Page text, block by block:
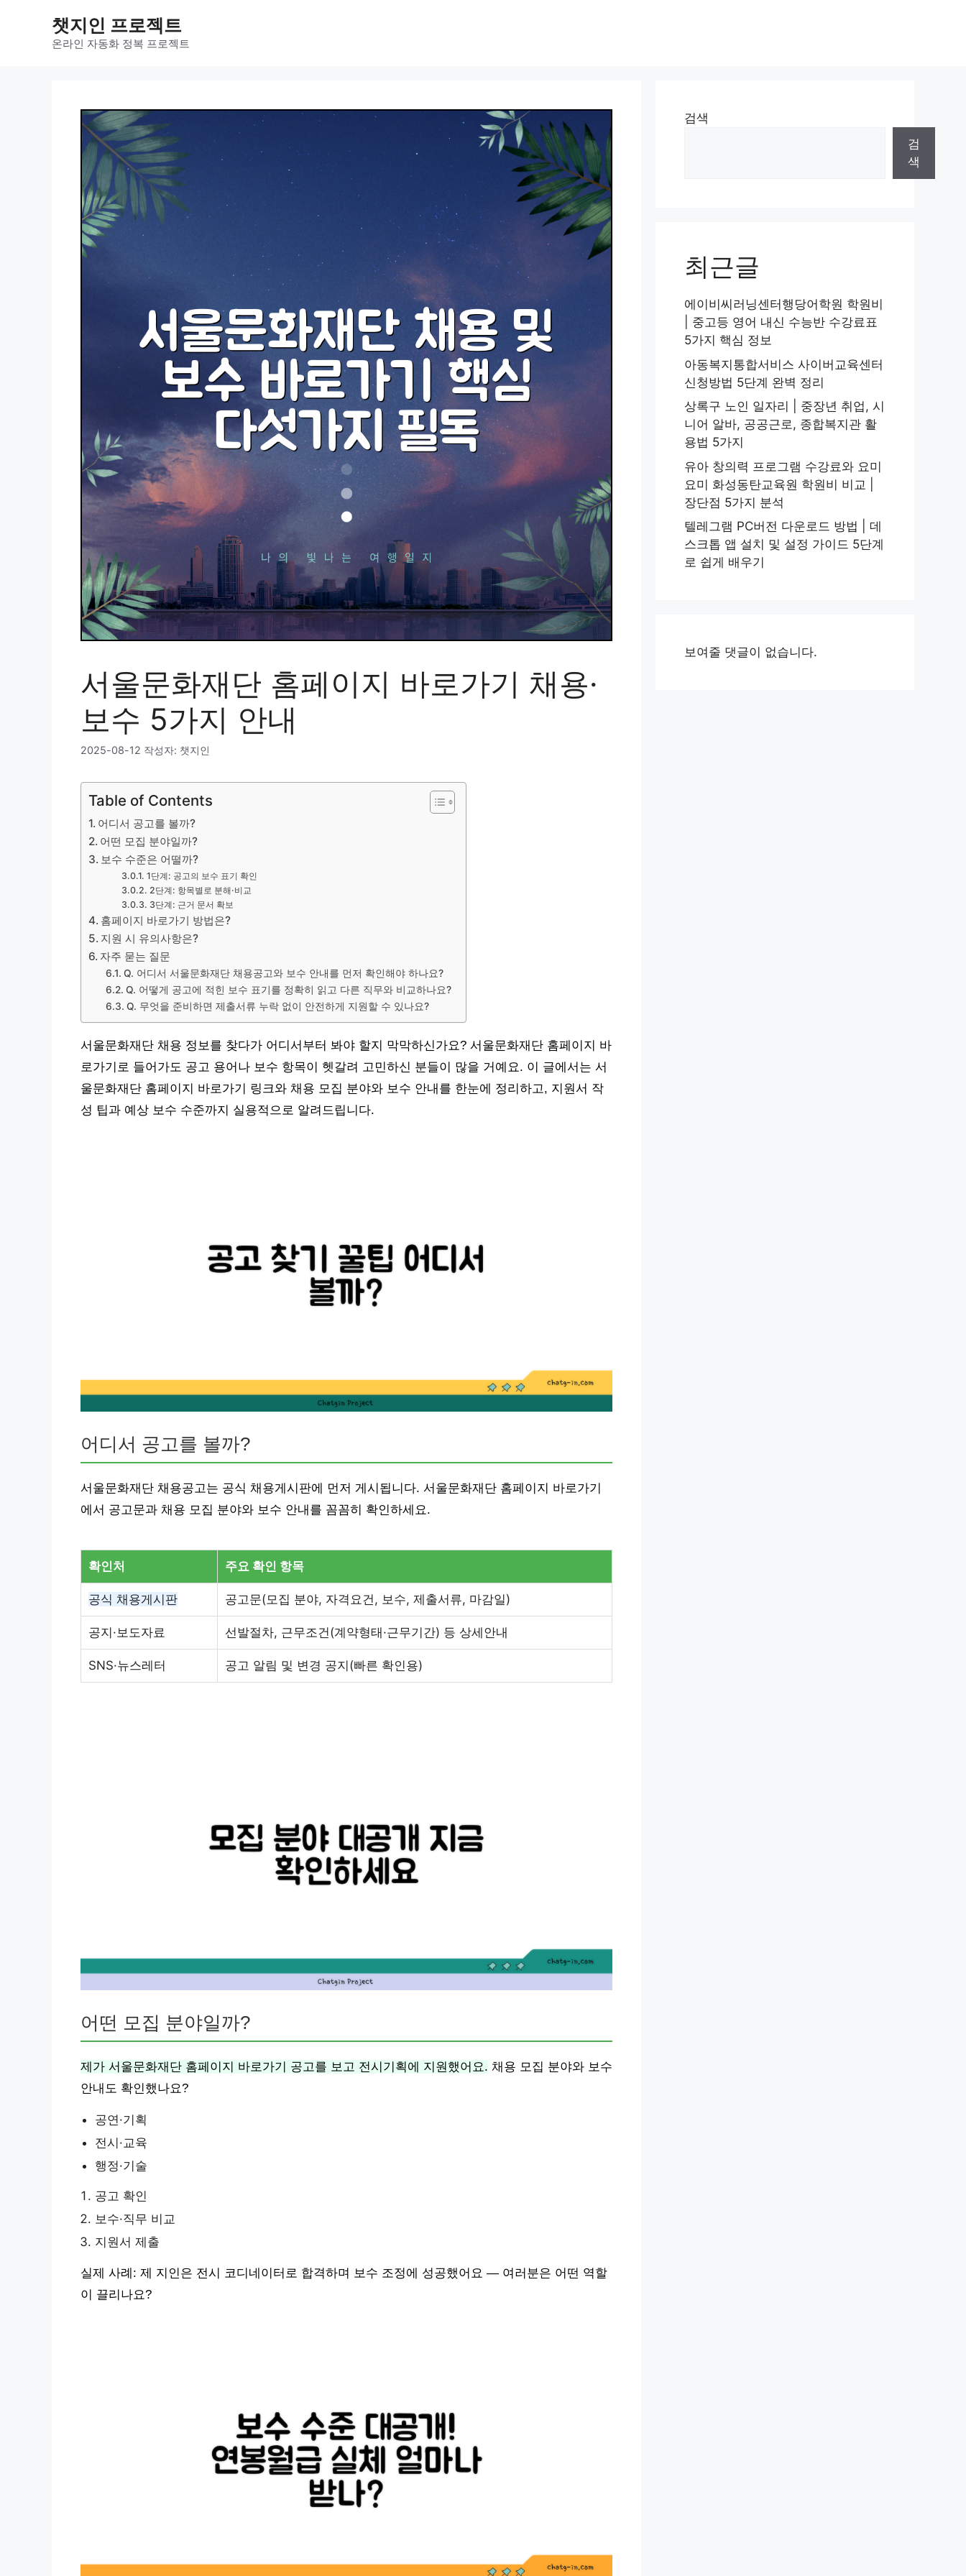
챗지인 프로젝트
온라인 자동화 정복 프로젝트
서울문화재단 홈페이지 바로가기 채용·
보수 5가지 안내
2025-08-12 작성자: 챗지인
Table of Contents
어디서 공고를 볼까?
어떤 모집 분야일까?
보수 수준은 어떨까?
1단계: 공고의 보수 표기 확인
2단계: 항목별로 분해·비교
3단계: 근거 문서 확보
홈페이지 바로가기 방법은?
지원 시 유의사항은?
자주 묻는 질문
Q. 어디서 서울문화재단 채용공고와 보수 안내를 먼저 확인해야 하나요?
Q. 어떻게 공고에 적힌 보수 표기를 정확히 읽고 다른 직무와 비교하나요?
Q. 무엇을 준비하면 제출서류 누락 없이 안전하게 지원할 수 있나요?
서울문화재단 채용 정보를 찾다가 어디서부터 봐야 할지 막막하신가요? 서울문화재단 홈페이지 바
로가기로 들어가도 공고 용어나 보수 항목이 헷갈려 고민하신 분들이 많을 거예요. 이 글에서는 서
울문화재단 홈페이지 바로가기 링크와 채용 모집 분야와 보수 안내를 한눈에 정리하고, 지원서 작
성 팁과 예상 보수 수준까지 실용적으로 알려드립니다.
어디서 공고를 볼까?
서울문화재단 채용공고는 공식 채용게시판에 먼저 게시됩니다. 서울문화재단 홈페이지 바로가기
에서 공고문과 채용 모집 분야와 보수 안내를 꼼꼼히 확인하세요.
확인처 주요 확인 항목
공식 채용게시판 공고문(모집 분야, 자격요건, 보수, 제출서류, 마감일)
공지·보도자료 선발절차, 근무조건(계약형태·근무기간) 등 상세안내
SNS·뉴스레터 공고 알림 및 변경 공지(빠른 확인용)
어떤 모집 분야일까?
제가 서울문화재단 홈페이지 바로가기 공고를 보고 전시기획에 지원했어요. 채용 모집 분야와 보수
안내도 확인했나요?
공연·기획
전시·교육
행정·기술
공고 확인
보수·직무 비교
지원서 제출
실제 사례: 제 지인은 전시 코디네이터로 합격하며 보수 조정에 성공했어요 — 여러분은 어떤 역할
이 끌리나요?
검색
검
색
최근글
에이비씨러닝센터행당어학원 학원비
| 중고등 영어 내신 수능반 수강료표
5가지 핵심 정보
아동복지통합서비스 사이버교육센터
신청방법 5단계 완벽 정리
상록구 노인 일자리 | 중장년 취업, 시
니어 알바, 공공근로, 종합복지관 활
용법 5가지
유아 창의력 프로그램 수강료와 요미
요미 화성동탄교육원 학원비 비교 |
장단점 5가지 분석
텔레그램 PC버전 다운로드 방법 | 데
스크톱 앱 설치 및 설정 가이드 5단계
로 쉽게 배우기
보여줄 댓글이 없습니다.